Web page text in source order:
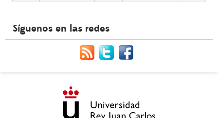
Síguenos en las redes